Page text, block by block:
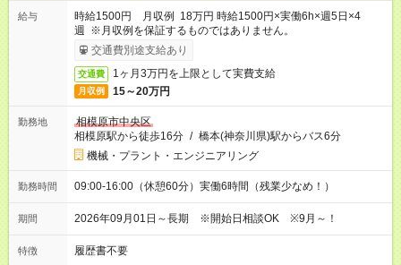
給与
時給1500円 月収例 18万円 時給1500円×実働6h×週5日×4
週 ※月収例を保証するものではありません。
交通費別途支給あり
交通費 1ヶ月3万円を上限として実費支給
月収例 15～20万円
勤務地
相模原市中央区
相模原駅から徒歩16分 / 橋本(神奈川県)駅からバス6分
機械・プラント・エンジニアリング
勤務時間 09:00-16:00（休憩60分）実働6時間（残業少なめ！）
期間 2026年09月01日～長期 ※開始日相談OK ※9月～！
特徴 履歴書不要